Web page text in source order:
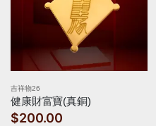
吉祥物26
健康財富寶(真銅)
$200.00